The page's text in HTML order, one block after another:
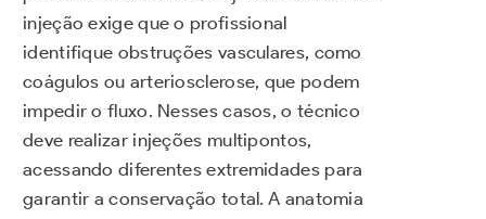
injeção exige que o profissional
identifique obstruções vasculares, como
coágulos ou arteriosclerose, que podem
impedir o fluxo. Nesses casos, o técnico
deve realizar injeções multipontos,
acessando diferentes extremidades para
garantir a conservação total. A anatomia